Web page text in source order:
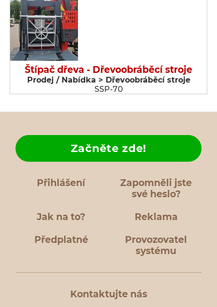
Štípač dřeva - Dřevoobráběcí stroje
Prodej / Nabídka > Dřevoobráběcí stroje
SSP-70
Přihlášení
Zapomněli jste
své heslo?
Jak na to?
Začněte zde!
Reklama
Předplatné
Provozovatel
systému
Kontaktujte nás